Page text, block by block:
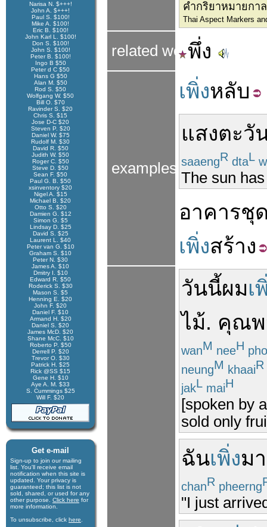
Narisa N. $+++!
John A. $+++!
Paul S. $100!
Mike A. $100!
Eric B. $100!
John Karl L. $100!
Don S. $100!
John S. $100!
Peter B. $100!
Ingo B $50
Peter d C $50
Hans G $50
Alan M. $50
Rod S. $50
Wolfgang W. $50
Bill O. $70
Ravinder S. $20
Chris S. $15
Jose D-C $20
Steven P. $20
Daniel W. $75
Rudolf M. $30
David R. $50
Judith W. $50
Roger C. $50
Steve D. $50
Sean F. $50
Paul G. B. $50
xsinventory $20
Nigel A. $15
Michael B. $20
Otto S. $20
Damien G. $12
Simon G. $5
Lindsay D. $25
David S. $25
Laurent L. $40
Peter van G. $10
Graham S. $10
Peter N. $30
James A. $10
Dmitry I. $10
Edward R. $50
Roderick S. $30
Mason S. $5
Henning E. $20
John F. $20
Daniel F. $10
Armand H. $20
Daniel S. $20
James McD. $20
Shane McC. $10
Roberto P. $50
Derrell P. $20
Trevor O. $30
Patrick H. $25
Rick @SS $15
Gene H. $10
Aye A. M. $33
S. Cummings $25
Will F. $20
Get e-mail
Sign-up to join our mail­ing
list. You'll receive e­mail
notification when this site is
updated. Your privacy is
guaran­teed; this list is not
sold, shared, or used for any
other purpose. Click here for
more infor­mation.
To unsubscribe, click here
คำกริยาหมายกา
Thai Aspect Markers
related wordพึ่ง
examples
เพิ่งหลับ
แสงตะวั
saaengR dtaL
The sun
อาคารชุ
เพิ่งสร้าง
วันนี้ผมเ
ไม้. คุณ
wanM neeH
neungM khaaiR
jakL maiH
[spoken by
sold only
ฉันเพิ่งมา
chanR pheerng
"I just